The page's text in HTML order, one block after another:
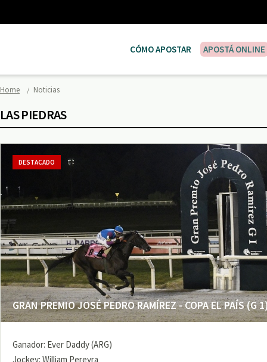
CÓMO APOSTAR APOSTÁ ONLINE
Home Noticias
LAS PIEDRAS
GRAN PREMIO JOSÉ PEDRO RAMÍREZ - COPA EL PAÍS (G
DESTACADO
Ganador: Ever Daddy (ARG)
Jockey: William Pereyra